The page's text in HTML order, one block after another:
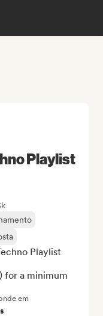
Playlist
Playlist
for a minimum
em